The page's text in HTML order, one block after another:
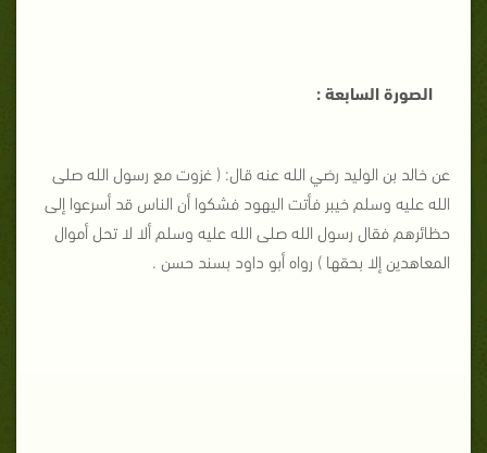
الصورة السابعة :
عن خالد بن الوليد رضي الله عنه قال: ( غزوت مع رسول الله صلى
الله عليه وسلم خيبر فأتت اليهود فشكوا أن الناس قد أسرعوا إلى
حظائرهم فقال رسول الله صلى الله عليه وسلم ألا لا تحل أموال
المعاهدين إلا بحقها ) رواه أبو داود بسند حسن .